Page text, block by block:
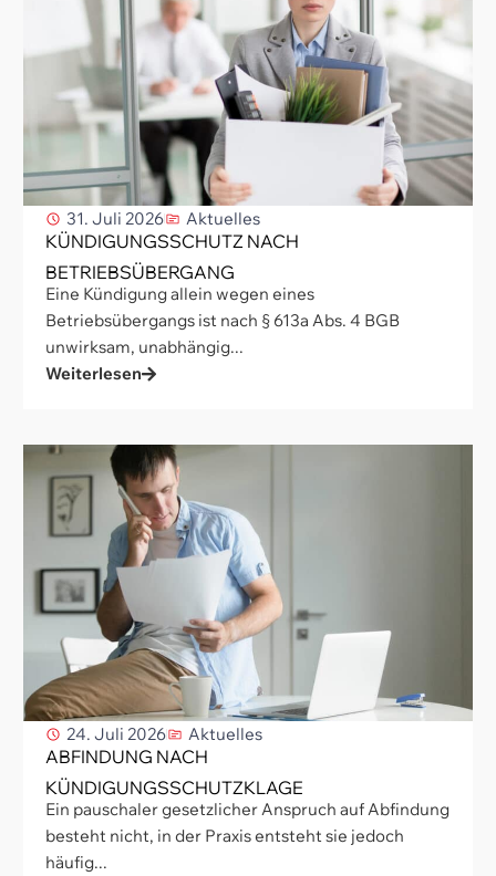
31. Juli 2026 Aktuelles
KÜNDIGUNGSSCHUTZ NACH
BETRIEBSÜBERGANG
Eine Kündigung allein wegen eines
Betriebsübergangs ist nach § 613a Abs. 4 BGB
unwirksam, unabhängig...
Weiterlesen
24. Juli 2026 Aktuelles
ABFINDUNG NACH
KÜNDIGUNGSSCHUTZKLAGE
Ein pauschaler gesetzlicher Anspruch auf Abfindung
besteht nicht, in der Praxis entsteht sie jedoch
häufig...